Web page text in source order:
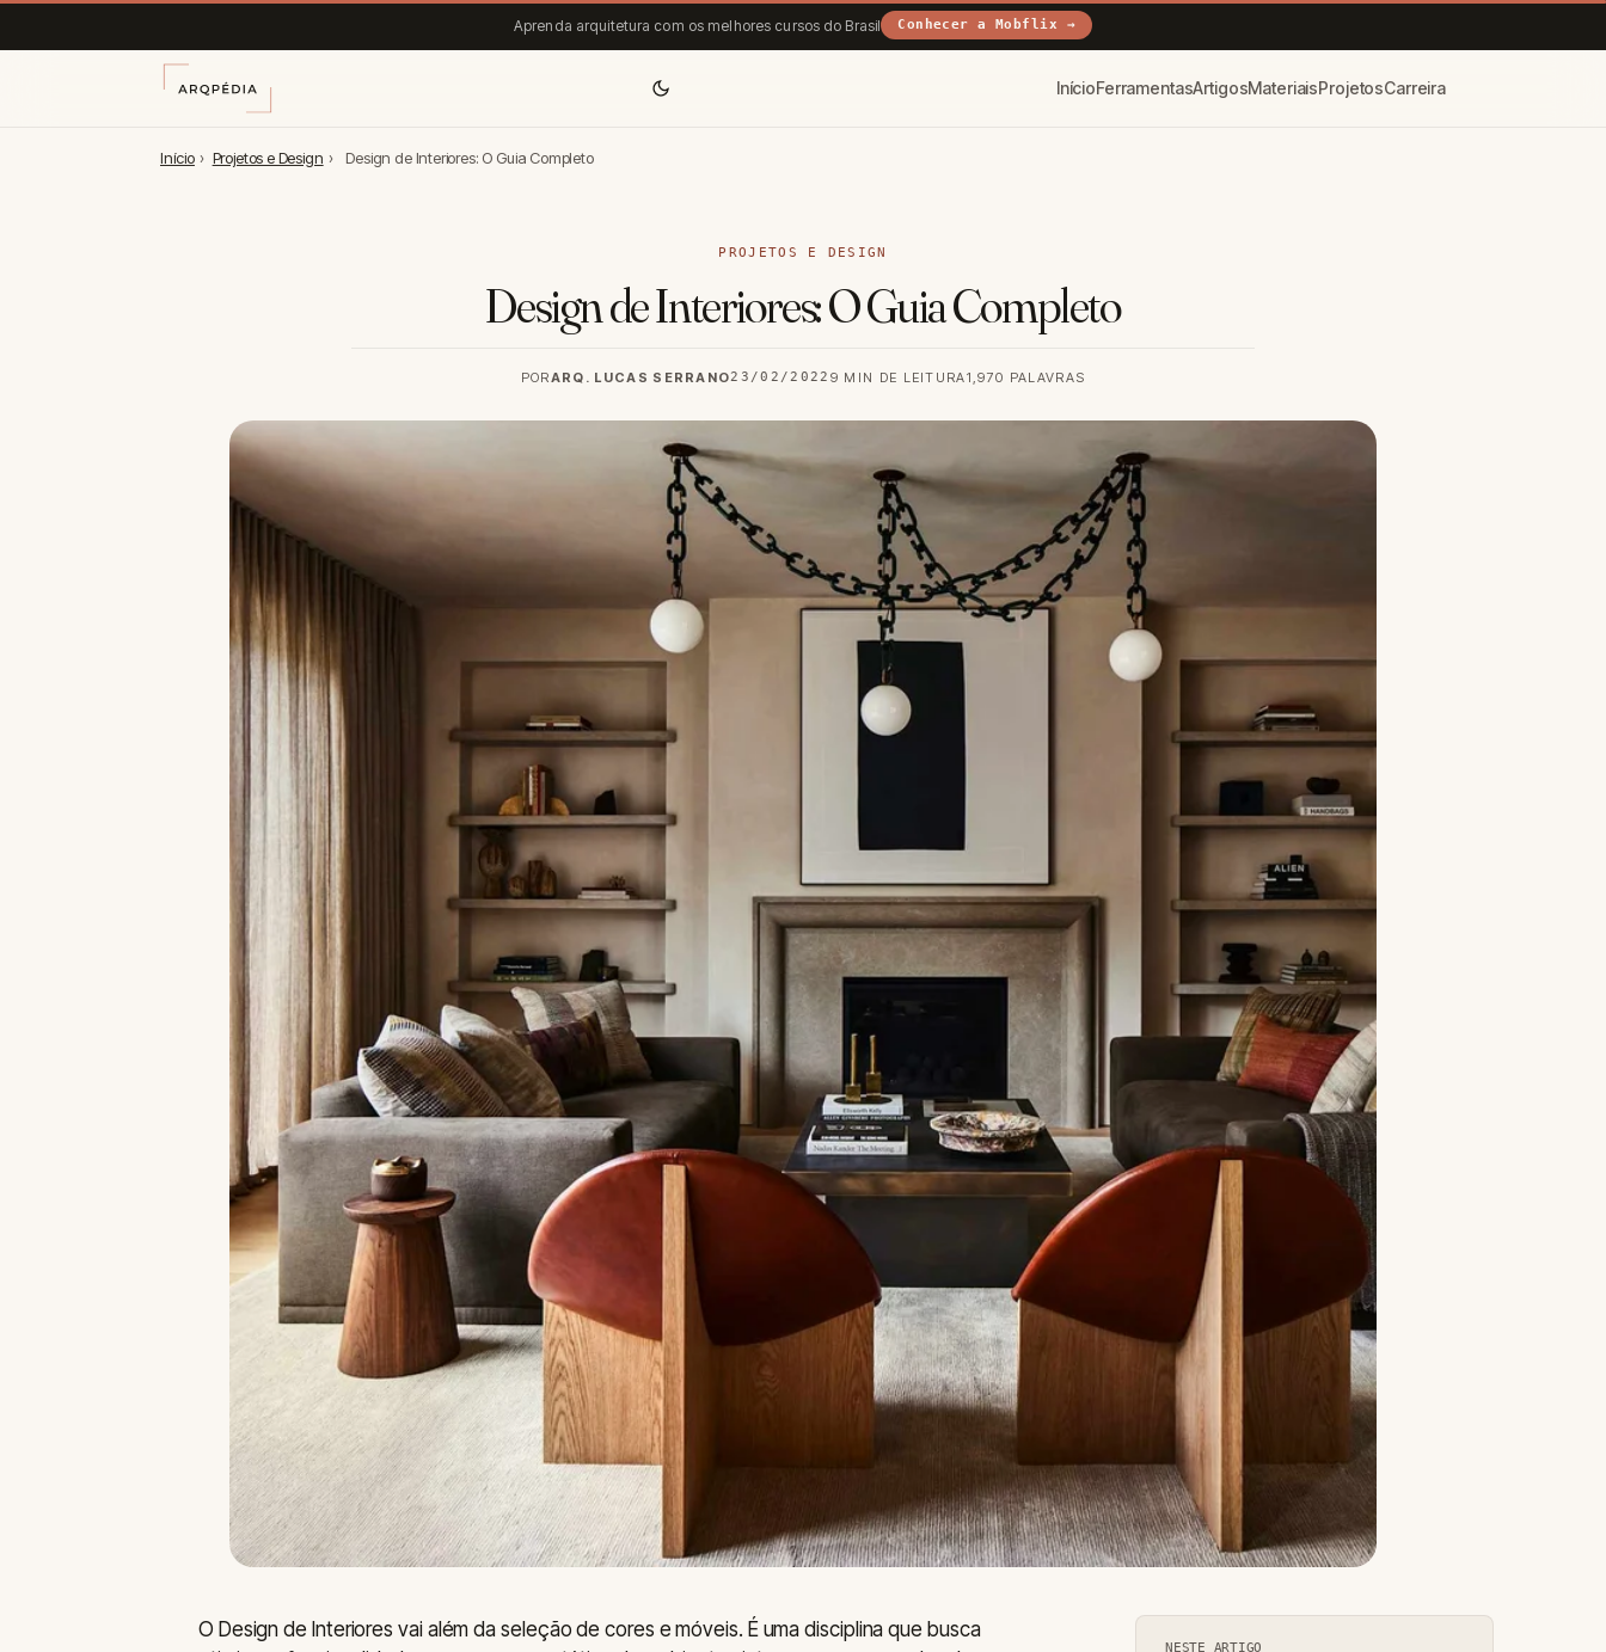
Aprenda arquitetura com os melhores cursos do Brasil Conhecer a Mobflix →
InícioFerramentasArtigosMateriaisProjetosCarreira
Início › Projetos e Design › Design de Interiores: O Guia Completo
PROJETOS E DESIGN
Design de Interiores: O Guia Completo
PORARQ. LUCAS SERRANO23/02/2022 9 MIN DE LEITURA1,970 PALAVRAS
O Design de Interiores vai além da seleção de cores e móveis. É uma disciplina que busca
NESTE ARTIGO